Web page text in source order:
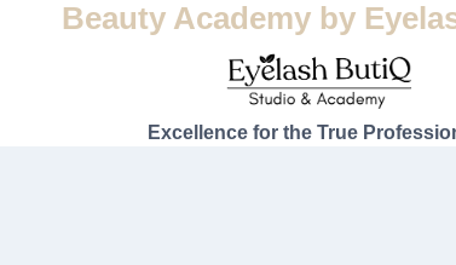
Beauty Academy by
Excellence for the True